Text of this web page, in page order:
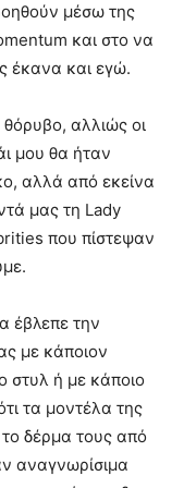
μέσω της
και στο να
έκανα και εγώ.
αλλιώς οι
μου θα ήταν
αλλά από εκείνα
μας τη Lady
που πίστεψαν
έβλεπε την
με κάποιον
στυλ ή με κάποιο
τα μοντέλα της
δέρμα τους από
αναγνωρίσιμα